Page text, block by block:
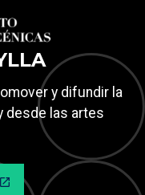
y difundir la
desde las artes
open_in_new